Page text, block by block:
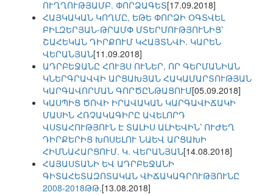
ՈՒՂՂՈՒԹՅԱՄԲ. ՓՈՐՁԱԳԵՏ[17.09.2018]
ՀԱՅԿԱԿԱՆ ԿՈՂՄԸ, ԵԹԵ ՓՈՐՁԻ ՕԳՏՎԵԼ
ԲԻԼԶԵՐՅԱՆ-ԹՐԱՄՓ ՄՏԵՐՄՈՒԹՅՈՒՆԻՑ՝
ՇԱՀԵԿԱՆ ԴԻՐՔՈՒՄ ԿՀԱՅՏՆՎԻ. ԿԱՐԵՆ
ՎԵՐԱՆՅԱՆ[11.09.2018]
ԱԴՐԲԵՋԱՆԸ ՀՈՒՅՍ ՈՒՆԵՐ, ՈՐ ԳԵՐՄԱՆԻԱՆ
ԿՆԵՐԳՐԱՎՎԻ ԱՐՑԱԽՅԱՆ ՀԱԿԱՄԱՐՏՈՒԹՅԱՆ
ԿԱՐԳԱՎՈՐՄԱՆ ԳՈՐԾԸՆԹԱՑՈՒՄ[05.09.2018]
ԿԱՍՊԻՑ ԾՈՎԻ ԻՐԱՎԱԿԱՆ ԿԱՐԳԱՎԻՃԱԿԻ
ՄԱՍԻՆ ՀՌՉԱԿԱԳԻՐԸ ԱՎԵԼՈՐԴ
ՎՍՏԱՀՈՒԹՅՈՒՆ Է ՏԱԼԻՍ ԱԼԻԵՎԻՆ՝ ՈՒԺԵՂ
ԴԻՐՔԵՐԻՑ ԽՈՍԵԼՈՒ ՆԱԵՎ ԱՐՑԱԽԻ
ՀԻՄՆԱՀԱՐՑՈՒՄ. Կ. ՎԵՐԱՆՅԱՆ[14.08.2018]
ՀԱՅԱՍՏԱՆԻ ԵՎ ԱԴՐԲԵՋԱՆԻ
ԳԻՏԱՀԵՏԱԶՈՏԱԿԱՆ ՎԻՃԱԿԱԳՐՈՒԹՅՈՒՆԸ
2008-2018ԹԹ.[13.08.2018]